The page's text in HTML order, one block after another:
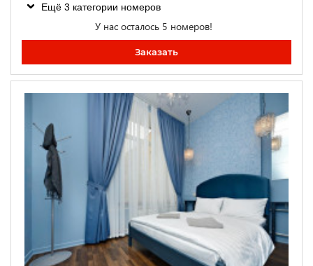
Ещё 3 категории номеров
У нас осталось 5 номеров!
Заказать